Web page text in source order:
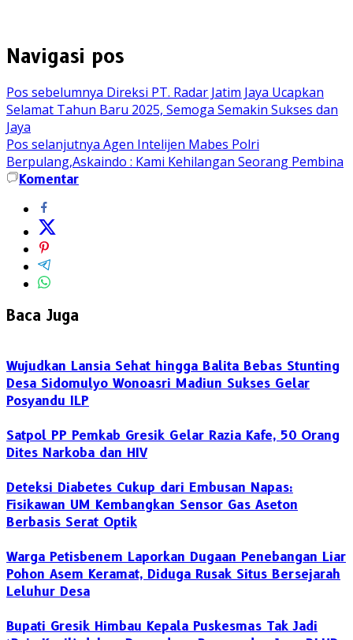
Navigasi pos
Pos sebelumnya Direksi PT. Radar Jatim Jaya Ucapkan
Selamat Tahun Baru 2025, Semoga Semakin Sukses dan
Jaya
Pos selanjutnya Agen Intelijen Mabes Polri
Berpulang,Askaindo : Kami Kehilangan Seorang Pembina
Komentar
Baca Juga
Wujudkan Lansia Sehat hingga Balita Bebas Stunting
Desa Sidomulyo Wonoasri Madiun Sukses Gelar
Posyandu ILP
Satpol PP Pemkab Gresik Gelar Razia Kafe, 50 Orang
Dites Narkoba dan HIV
Deteksi Diabetes Cukup dari Embusan Napas:
Fisikawan UM Kembangkan Sensor Gas Aseton
Berbasis Serat Optik
Warga Petisbenem Laporkan Dugaan Penebangan Liar
Pohon Asem Keramat, Diduga Rusak Situs Bersejarah
Leluhur Desa
Bupati Gresik Himbau Kepala Puskesmas Tak Jadi